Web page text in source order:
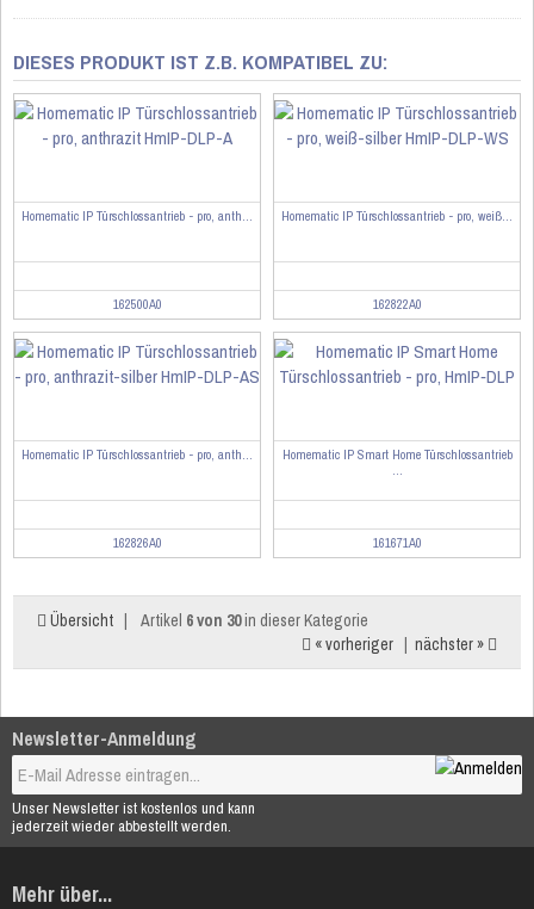
DIESES PRODUKT IST Z.B. KOMPATIBEL ZU:
Homematic IP Türschlossantrieb - pro, anth...
162500A0
Homematic IP Türschlossantrieb - pro, weiß...
162822A0
Homematic IP Türschlossantrieb - pro, anth...
162826A0
Homematic IP Smart Home Türschlossantrieb
...
161671A0
Übersicht | Artikel 6 von 30in dieser Kategorie
« vorheriger | nächster »
Newsletter-Anmeldung
Unser Newsletter ist kostenlos und kann
jederzeit wieder abbestellt werden.
Mehr über...